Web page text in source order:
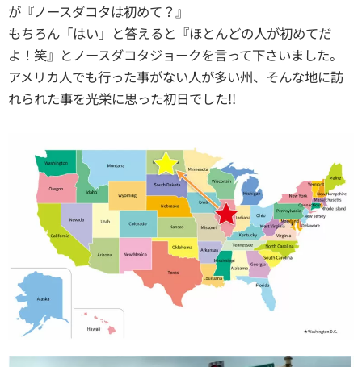
が『ノースダコタは初めて？』
もちろん「はい」と答えると『ほとんどの人が初めてだ
よ！笑』とノースダコタジョークを言って下さいました。
アメリカ人でも行った事がない人が多い州、そんな地に訪
れられた事を光栄に思った初日でした!!